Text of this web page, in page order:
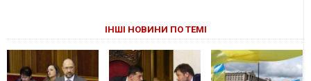
ІНШІ НОВИНИ ПО ТЕМІ